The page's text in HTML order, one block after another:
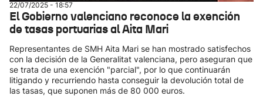
22/07/2025 - 18:57
El Gobierno valenciano reconoce la exención
de tasas portuarias al Aita Mari
Representantes de SMH Aita Mari se han mostrado satisfechos
con la decisión de la Generalitat valenciana, pero aseguran que
se trata de una exención "parcial", por lo que continuarán
litigando y recurriendo hasta conseguir la devolución total de
las tasas, que suponen más de 80 000 euros.